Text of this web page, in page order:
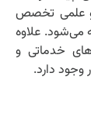
و علمی تخصص
می‌شود. علاوه
خدماتی و
دارد.